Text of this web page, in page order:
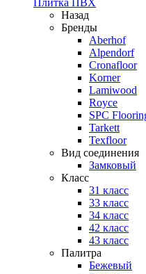
Плитка ПВХ
Назад
Бренды
Aberhof
Alpendorf
Cronafloor
Korner
Lamiwood
Royce
SPC
Tarkett
Texfloor
Вид соединения
Замковый
Класс
31 класс
33 класс
34 класс
42 класс
43 класс
Палитра
Бежевый